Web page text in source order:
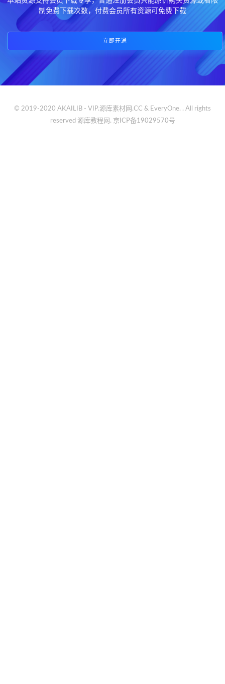
制免费下载次数，付费会员所有资源可免费下载
立即开通
© 2019-2020 AKAILIB - VIP.源库素材网.CC & EveryOne. . All rights
reserved 源库教程网. 京ICP备19029570号